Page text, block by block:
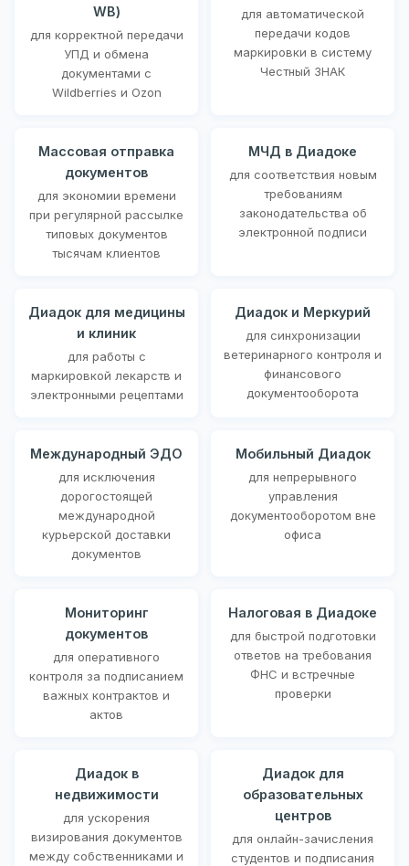
WB)
для корректной передачи
УПД и обмена
документами с
Wildberries и Ozon
для автоматической
передачи кодов
маркировки в систему
Честный ЗНАК
Массовая отправка
документов
для экономии времени
при регулярной рассылке
типовых документов
тысячам клиентов
МЧД в Диадоке
для соответствия новым
требованиям
законодательства об
электронной подписи
Диадок для медицины
и клиник
для работы с
маркировкой лекарств и
электронными рецептами
Диадок и Меркурий
для синхронизации
ветеринарного контроля и
финансового
документооборота
Международный ЭДО
для исключения
дорогостоящей
международной
курьерской доставки
документов
Мобильный Диадок
для непрерывного
управления
документооборотом вне
офиса
Мониторинг
документов
для оперативного
контроля за подписанием
важных контрактов и
актов
Налоговая в Диадоке
для быстрой подготовки
ответов на требования
ФНС и встречные
проверки
Диадок в
недвижимости
для ускорения
визирования документов
между собственниками и
Диадок для
образовательных
центров
для онлайн-зачисления
студентов и подписания